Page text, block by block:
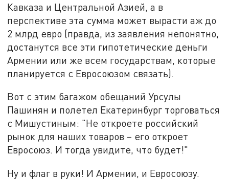
Кавказа и Центральной Азией, а в
перспективе эта сумма может вырасти аж до
2 млрд евро (правда, из заявления непонятно,
достанутся все эти гипотетические деньги
Армении или же всем государствам, которые
планируется с Евросоюзом связать).
Вот с этим багажом обещаний Урсулы
Пашинян и полетел Екатеринбург торговаться
с Мишустиным: "Не откроете российский
рынок для наших товаров – его откроет
Евросоюз. И тогда увидите, что будет!"
Ну и флаг в руки! И Армении, и Евросоюзу.